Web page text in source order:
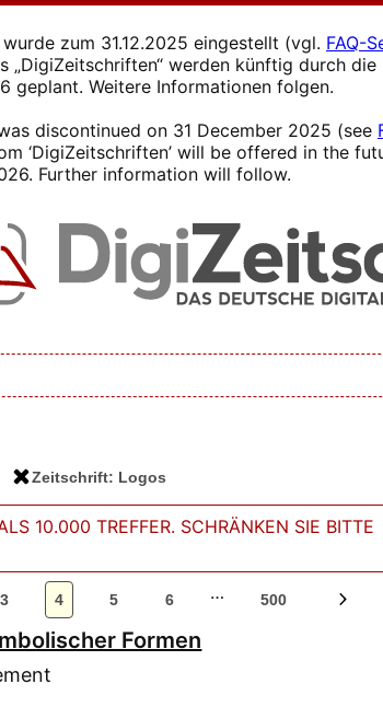
zum 31.12.2025 eingestellt (vgl. FAQ-
„DigiZeitschriften“ werden künftig durch
geplant. Weitere Informationen folgen.
discontinued on 31 December 2025 (see
‘DigiZeitschriften’ will be offered in the
Further information will follow.
Zeitschrift: Logos
10.000 TREFFER. SCHRÄNKEN SIE BITTE
3 4 5 6 … 500
Formen